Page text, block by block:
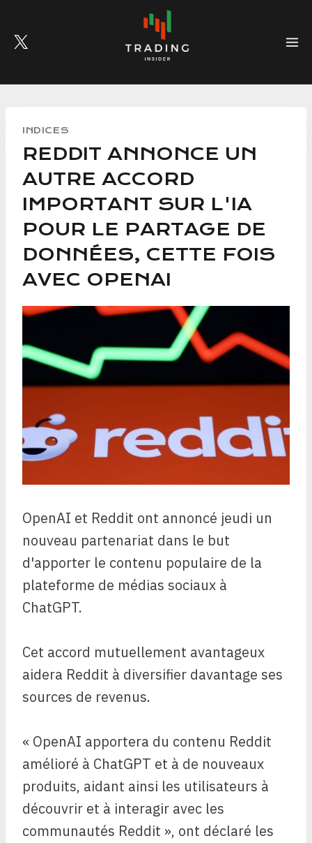
content
INDICES
REDDIT ANNONCE UN
AUTRE ACCORD
IMPORTANT SUR L'IA
POUR LE PARTAGE DE
DONNÉES, CETTE FOIS
AVEC OPENAI
OpenAI et Reddit ont annoncé jeudi un
nouveau partenariat dans le but
d'apporter le contenu populaire de la
plateforme de médias sociaux à
ChatGPT.
Cet accord mutuellement avantageux
aidera Reddit à diversifier davantage ses
sources de revenus.
« OpenAI apportera du contenu Reddit
amélioré à ChatGPT et à de nouveaux
produits, aidant ainsi les utilisateurs à
découvrir et à interagir avec les
communautés Reddit », ont déclaré les